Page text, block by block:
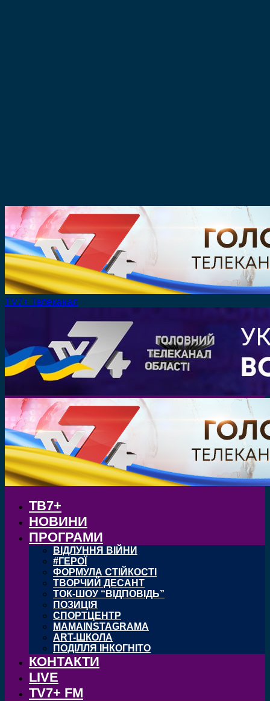
TV7+ Телеканал
ТВ7+
НОВИНИ
ПРОГРАМИ
ВІДЛУННЯ ВІЙНИ
#ГЕРОЇ
ФОРМУЛА СТІЙКОСТІ
ТВОРЧИЙ ДЕСАНТ
ТОК-ШОУ “ВІДПОВІДЬ”
ПОЗИЦІЯ
СПОРТЦЕНТР
MAMAINSTAGRAMA
ART-ШКОЛА
ПОДІЛЛЯ ІНКОГНІТО
КОНТАКТИ
LIVE
TV7+ FM